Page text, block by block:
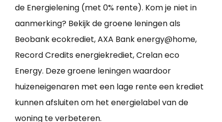
de Energielening (met 0% rente). Kom je niet in
aanmerking? Bekijk de groene leningen als
Beobank ecokrediet, AXA Bank energy@home,
Record Credits energiekrediet, Crelan eco
Energy. Deze groene leningen waardoor
huizeneigenaren met een lage rente een krediet
kunnen afsluiten om het energielabel van de
woning te verbeteren.